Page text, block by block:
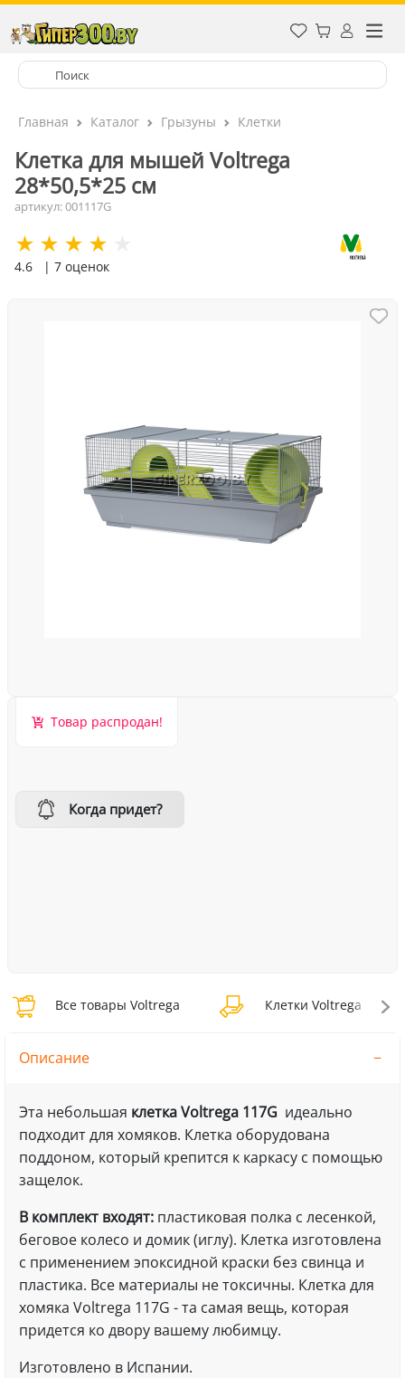
Главная Каталог Грызуны Клетки
Клетка для мышей Voltrega
28*50,5*25 см
артикул: 001117G
4.6 | 7 оценок
Товар распродан!
Когда придет?
Все товары Voltrega Клетки Voltrega
Описание
Эта небольшая клетка Voltrega 117G идеально
подходит для хомяков. Клетка оборудована
поддоном, который крепится к каркасу с помощью
защелок.
В комплект входят: пластиковая полка с лесенкой,
беговое колесо и домик (иглу). Клетка изготовлена
с применением эпоксидной краски без свинца и
пластика. Все материалы не токсичны. Клетка для
хомяка Voltrega 117G - та самая вещь, которая
придется ко двору вашему любимцу.
Изготовлено в Испании.